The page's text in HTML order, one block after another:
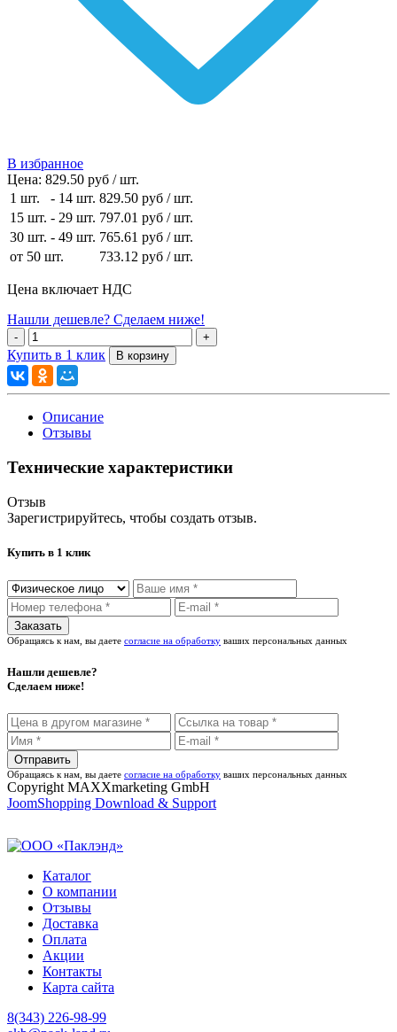
В избранное
Цена: 829.50 руб / шт.
1 шт.
- 14 шт. 829.50 руб / шт.
15 шт. - 29 шт. 797.01 руб / шт.
30 шт. - 49 шт. 765.61 руб / шт.
от 50 шт.
733.12 руб / шт.
Цена включает НДС
Нашли дешевле? Сделаем ниже!
Купить в 1 клик
Описание
Отзывы
Технические характеристики
Отзыв
Зарегистрируйтесь, чтобы создать отзыв.
Купить в 1 клик
Обращаясь к нам, вы даете согласие на обработку ваших персональных данных
Нашли дешевле?
Сделаем ниже!
Обращаясь к нам, вы даете согласие на обработку ваших персональных данных
Copyright MAXXmarketing GmbH
JoomShopping Download & Support
Каталог
О компании
Отзывы
Доставка
Оплата
Акции
Контакты
Карта сайта
8(343) 226-98-99